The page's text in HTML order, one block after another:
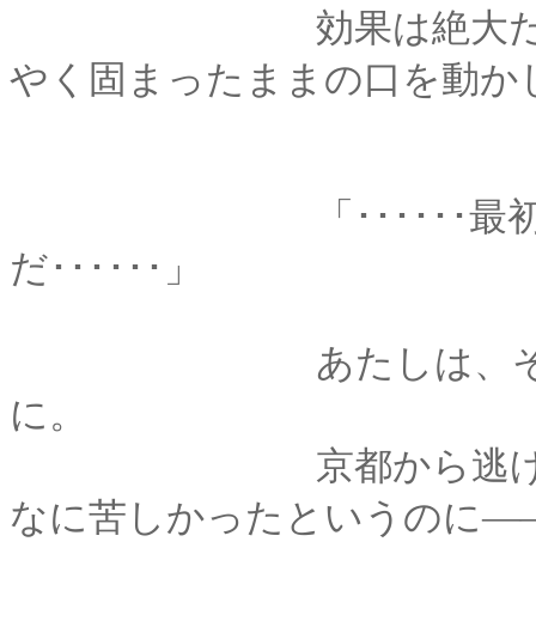
効果は絶大だったな
やく固まったままの口を動か
「･･････最初から
だ･･････」
あたしは、それが原
に。
京都から逃げ出さず
なに苦しかったというのに